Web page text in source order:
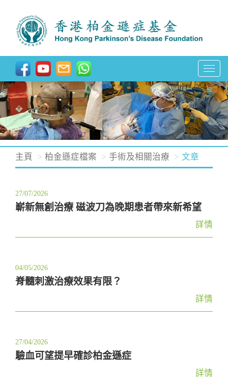
T
o
g
g
l
e
a
a
t
主頁 柏金遜症檔案 手術及相關治療 文章
27/07/2026
嶄新無創治療 磁波刀為晚期患者帶來新希望
詳情
04/05/2026
脊髓刺激治療效果有限？
詳情
27/04/2026
驗血可望提早確診柏金遜症
詳情